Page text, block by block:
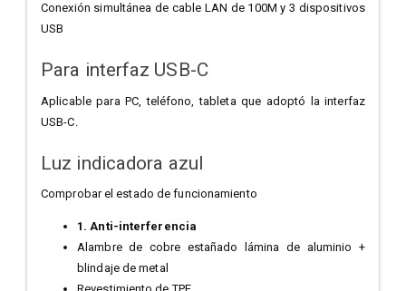
Conexión simultánea de cable LAN de 100M y 3 dispositivos
USB
Para interfaz USB-C
Aplicable para PC, teléfono, tableta que adoptó la interfaz
USB-C.
Luz indicadora azul
Comprobar el estado de funcionamiento
1. Anti-interferencia
Alambre de cobre estañado lámina de aluminio +
blindaje de metal